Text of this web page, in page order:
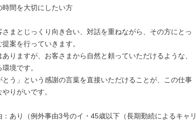
間を大切にしたい方
まとじっくり向き合い、対話を重ねながら、その方にとっ
案を行っていきます。
りますが、お客さまから自然と頼っていただけるような、
境です。
とう」という感謝の言葉を直接いただけることが、この仕事
りがいです。
あり（例外事由3号のイ・45歳以下（長期勤続によるキャリ